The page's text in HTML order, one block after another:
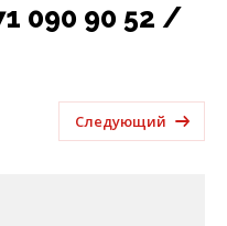
090 90 52 /
Следующий